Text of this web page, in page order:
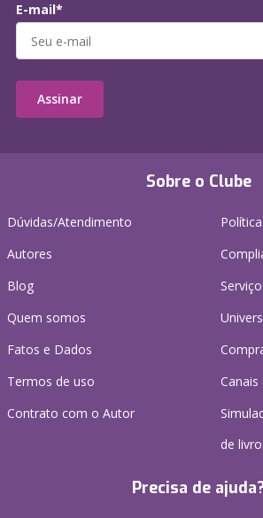
Sobre o Clube
Dúvidas/Atendimento
Autores
Blog
Quem somos
Fatos e Dados
Termos de uso
Contrato com o Autor
de
Precisa de
E-mail*
Assinar